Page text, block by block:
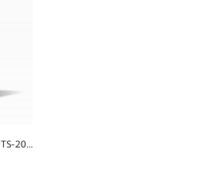
Distribution Transformer DTS-200K-D0